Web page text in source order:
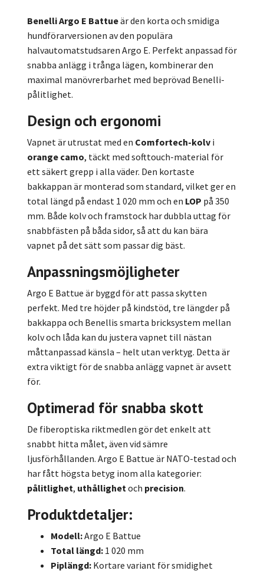
Benelli Argo E Battueär den korta och smidiga
hundförarversionen av den populära
halvautomatstudsaren Argo E. Perfekt anpassad för
snabba anlägg i trånga lägen, kombinerar den
maximal manövrerbarhet med beprövad Benelli-
pålitlighet.
Design och ergonomi
Vapnet är utrustat med en Comfortech-kolv i
orange camo, täckt med softtouch-material för
ett säkert grepp i alla väder. Den kortaste
bakkappan är monterad som standard, vilket ger en
total längd på endast 1 020 mm och en LOP på 350
mm. Både kolv och framstock har dubbla uttag för
snabbfästen på båda sidor, så att du kan bära
vapnet på det sätt som passar dig bäst.
Anpassningsmöjligheter
Argo E Battue är byggd för att passa skytten
perfekt. Med tre höjder på kindstöd, tre längder på
bakkappa och Benellis smarta bricksystem mellan
kolv och låda kan du justera vapnet till nästan
måttanpassad känsla – helt utan verktyg. Detta är
extra viktigt för de snabba anlägg vapnet är avsett
för.
Optimerad för snabba skott
De fiberoptiska riktmedlen gör det enkelt att
snabbt hitta målet, även vid sämre
ljusförhållanden. Argo E Battue är NATO-testad och
har fått högsta betyg inom alla kategorier:
pålitlighet, uthållighetoch precision.
Produktdetaljer:
Modell:Argo E Battue
Total längd: 1 020 mm
Piplängd: Kortare variant för smidighet